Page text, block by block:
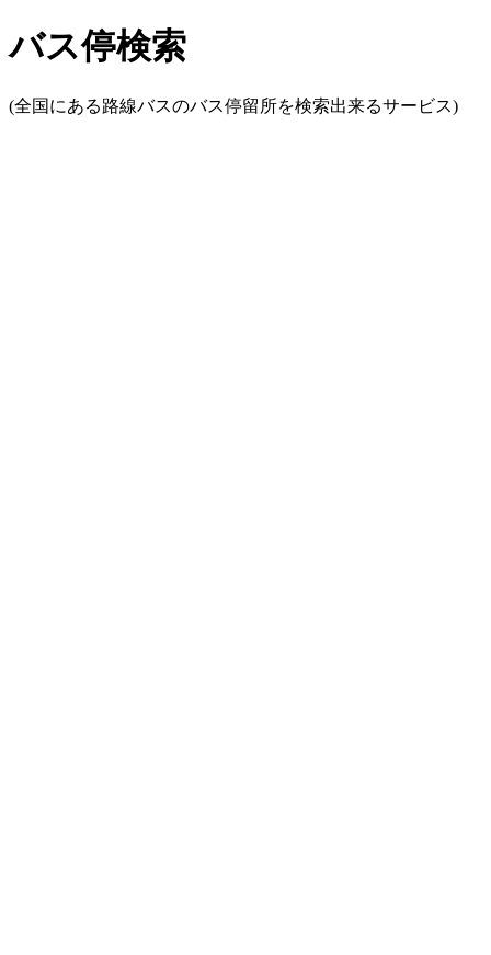
バス停検索
(全国にある路線バスのバス停留所を検索出来るサービス)